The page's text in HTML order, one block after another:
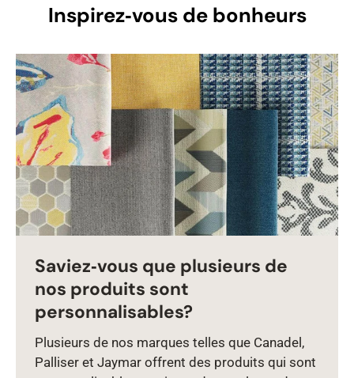
Inspirez‑vous de bonheurs
Saviez‑vous que plusieurs de
nos produits sont
personnalisables?
Plusieurs de nos marques telles que Canadel,
Palliser et Jaymar offrent des produits qui sont